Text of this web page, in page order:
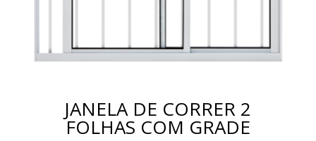
JANELA DE CORRER 2
FOLHAS COM GRADE